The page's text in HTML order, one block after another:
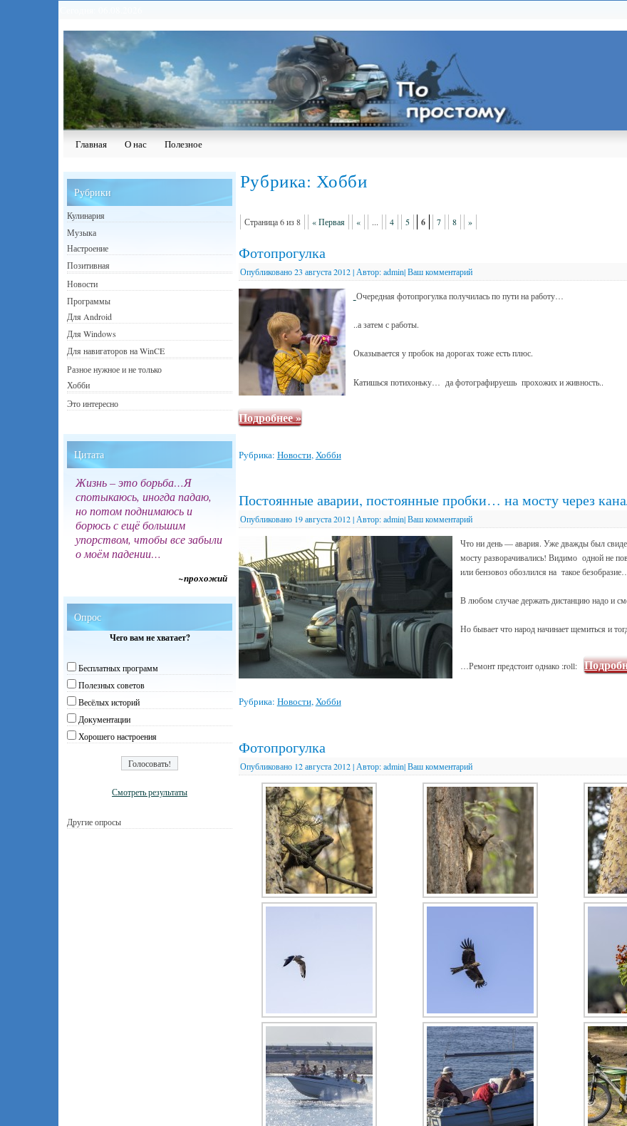
Главная О нас Полезное
Рубрика:Хобби
Страница 6 из 8 « Первая « ... 4 5 6 7 8 »
Фотопрогулка
Опубликовано 23 августа 2012|Автор: admin| Ваш комментарий
Очередная фотопрогулка получилась по пути на работу…
..а затем с работы.
Оказывается у пробок на дорогах тоже есть плюс.
Катишься потихоньку… да фотографируешь прохожих и живность..
Подробнее»
Рубрика: Новости, Хобби
Постоянные аварии, постоянные пробки… на мосту через
Опубликовано 19 августа 2012|Автор: admin| Ваш комментарий
Что ни день — авария. Уже дважды был
мосту разворачивались! Видимо одной не
или бензовоз обозлился на такое
В любом случае держать дистанцию надо и
Но бывает что народ начинает щемиться и
…Ремонт предстоит однако :roll:
Рубрика: Новости,Хобби
Фотопрогулка
Опубликовано 12 августа 2012| Автор: admin| Ваш комментарий
Рубрики
Кулинария
Музыка
Настроение
Позитивная
Новости
Программы
Для Android
Для Windows
Для навигаторов на WinCE
Разное нужное и не только
Хобби
Это интересно
Цитата
Жизнь – это борьба…Я
спотыкаюсь, иногда падаю,
но потом поднимаюсь и
борюсь с ещё большим
упорством, чтобы все забыли
о моём падении…
~прохожий
Опрос
Чего вам не хватает?
Бесплатных программ
Полезных советов
Весёлых историй
Документации
Хорошего настроения
Смотреть результаты
Другие опросы